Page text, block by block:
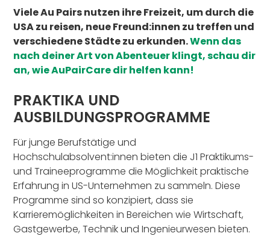
Viele Au Pairs nutzen ihre Freizeit, um durch die
USA zu reisen, neue Freund:innen zu treffen und
verschiedene Städte zu erkunden.Wenn das
nach deiner Art von Abenteuer klingt, schau dir
an, wie AuPairCare dir helfen kann!
PRAKTIKA UND
AUSBILDUNGSPROGRAMME
Für junge Berufstätige und
Hochschulabsolvent:innen bieten die J1 Praktikums-
und Traineeprogramme die Möglichkeit praktische
Erfahrung in US-Unternehmen zu sammeln. Diese
Programme sind so konzipiert, dass sie
Karrieremöglichkeiten in Bereichen wie Wirtschaft,
Gastgewerbe, Technik und Ingenieurwesen bieten.